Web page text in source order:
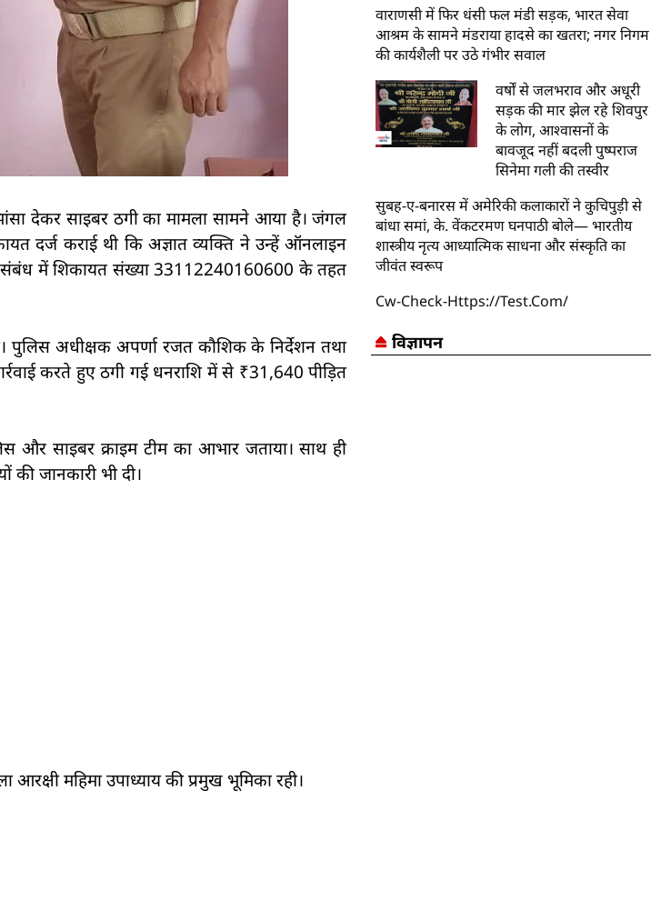
देकर साइबर ठगी का मामला सामने आया है। जंगल
दर्ज कराई थी कि अज्ञात व्यक्ति ने उन्हें ऑनलाइन
में शिकायत संख्या 33112240160600 के तहत
पुलिस अधीक्षक अपर्णा रजत कौशिक के निर्देशन तथा
करते हुए ठगी गई धनराशि में से ₹31,640 पीड़ित
और साइबर क्राइम टीम का आभार जताया। साथ ही
जानकारी भी दी।
आरक्षी महिमा उपाध्याय की प्रमुख भूमिका रही।
वाराणसी में फिर धंसी फल मंडी सड़क, भारत सेवा
आश्रम के सामने मंडराया हादसे का खतरा; नगर निगम
की कार्यशैली पर उठे गंभीर सवाल
वर्षों से जलभराव और अधूरी
सड़क की मार झेल रहे शिवपुर
के लोग, आश्वासनों के
बावजूद नहीं बदली पुष्पराज
सिनेमा गली की तस्वीर
सुबह-ए-बनारस में अमेरिकी कलाकारों ने कुचिपुड़ी से
बांधा समां, के. वेंकटरमण घनपाठी बोले— भारतीय
शास्त्रीय नृत्य आध्यात्मिक साधना और संस्कृति का
जीवंत स्वरूप
Cw-Check-Https://test.com/
विज्ञापन